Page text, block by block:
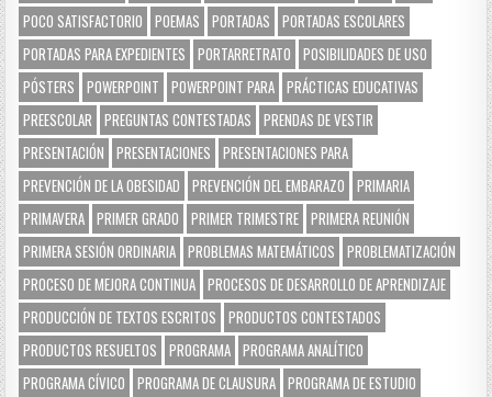
POCO SATISFACTORIO
POEMAS PORTADAS
PORTADAS ESCOLARES
PORTADAS PARA EXPEDIENTES
PORTARRETRATO
POSIBILIDADES DE USO
PÓSTERS
POWERPOINT POWERPOINT PARA PRÁCTICAS EDUCATIVAS
PREESCOLAR
PREGUNTAS CONTESTADAS
PRENDAS DE VESTIR
PRESENTACIÓN
PRESENTACIONES
PRESENTACIONES PARA
PREVENCIÓN DE LA OBESIDAD
PREVENCIÓN DEL EMBARAZO
PRIMARIA
PRIMAVERA PRIMER GRADO PRIMER TRIMESTRE PRIMERA REUNIÓN
PRIMERA SESIÓN ORDINARIA PROBLEMAS MATEMÁTICOS
PROBLEMATIZACIÓN
PROCESO DE MEJORA CONTINUA PROCESOS DE DESARROLLO DE APRENDIZAJE
PRODUCCIÓN DE TEXTOS ESCRITOS
PRODUCTOS CONTESTADOS
PRODUCTOS RESUELTOS
PROGRAMA PROGRAMA ANALÍTICO
PROGRAMA CÍVICO
PROGRAMA DE CLAUSURA PROGRAMA DE ESTUDIO